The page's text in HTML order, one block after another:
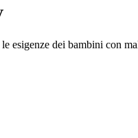
dei bambini con